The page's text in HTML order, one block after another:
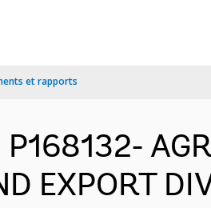
et rapports
EXPORT